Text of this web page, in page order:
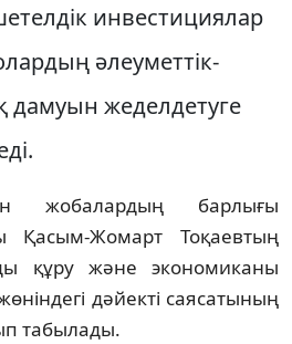
инвестициялар
әлеуметтік-
дамуын жеделдетуге
жобалардың барлығы
Қасым-Жомарт Тоқаевтың
құру және экономиканы
дәйекті саясатының
табылады.